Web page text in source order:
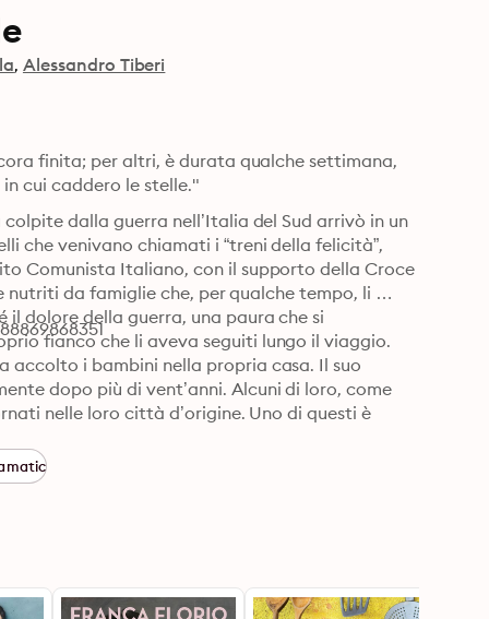
Alessandro Tiberi
finita; per altri, è durata qualche settimana,
cui caddero le stelle."
dalla guerra nell’Italia del Sud arrivò in un
che venivano chiamati i “treni della felicità”,
Comunista Italiano, con il supporto della Croce
nutriti da famiglie che, per qualche tempo, li
dolore della guerra, una paura che si
fianco che li aveva seguiti lungo il viaggio.
accolto i bambini nella propria casa. Il suo
dopo più di vent’anni. Alcuni di loro, come
nelle loro città d’origine. Uno di questi è
la moglie, è contenta che riveda i compagni
qualcosa che accadde una notte di quel 1947,